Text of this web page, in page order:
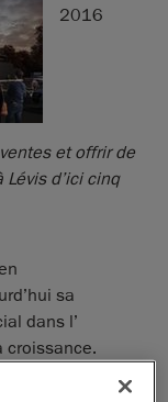
2016
et offrir de
d’ici cinq
sa
dans l’
croissance.
nécessaire